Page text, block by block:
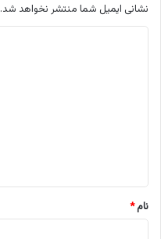
نشانی ایمیل شما منتشر نخواهد شد.
نام*